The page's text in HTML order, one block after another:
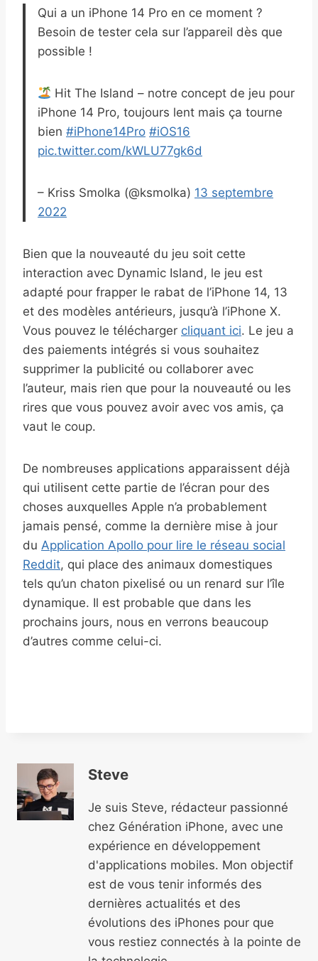
Qui a un iPhone 14 Pro en ce moment ?
Besoin de tester cela sur l’appareil dès que
possible !
Hit The Island – notre concept de jeu pour
iPhone 14 Pro, toujours lent mais ça tourne
bien #iPhone14Pro #iOS16
pic.twitter.com/kWLU77gk6d
– Kriss Smolka (@ksmolka) 13 septembre
2022
Bien que la nouveauté du jeu soit cette
interaction avec Dynamic Island, le jeu est
adapté pour frapper le rabat de l’iPhone 14, 13
et des modèles antérieurs, jusqu’à l’iPhone X.
Vous pouvez le télécharger cliquant ici. Le jeu a
des paiements intégrés si vous souhaitez
supprimer la publicité ou collaborer avec
l’auteur, mais rien que pour la nouveauté ou les
rires que vous pouvez avoir avec vos amis, ça
vaut le coup.
De nombreuses applications apparaissent déjà
qui utilisent cette partie de l’écran pour des
choses auxquelles Apple n’a probablement
jamais pensé, comme la dernière mise à jour
du Application Apollo pour lire le réseau social
Reddit, qui place des animaux domestiques
tels qu’un chaton pixelisé ou un renard sur l’île
dynamique. Il est probable que dans les
prochains jours, nous en verrons beaucoup
d’autres comme celui-ci.
Steve
Je suis Steve, rédacteur passionné
chez Génération iPhone, avec une
expérience en développement
d'applications mobiles. Mon objectif
est de vous tenir informés des
dernières actualités et des
évolutions des iPhones pour que
vous restiez connectés à la pointe de